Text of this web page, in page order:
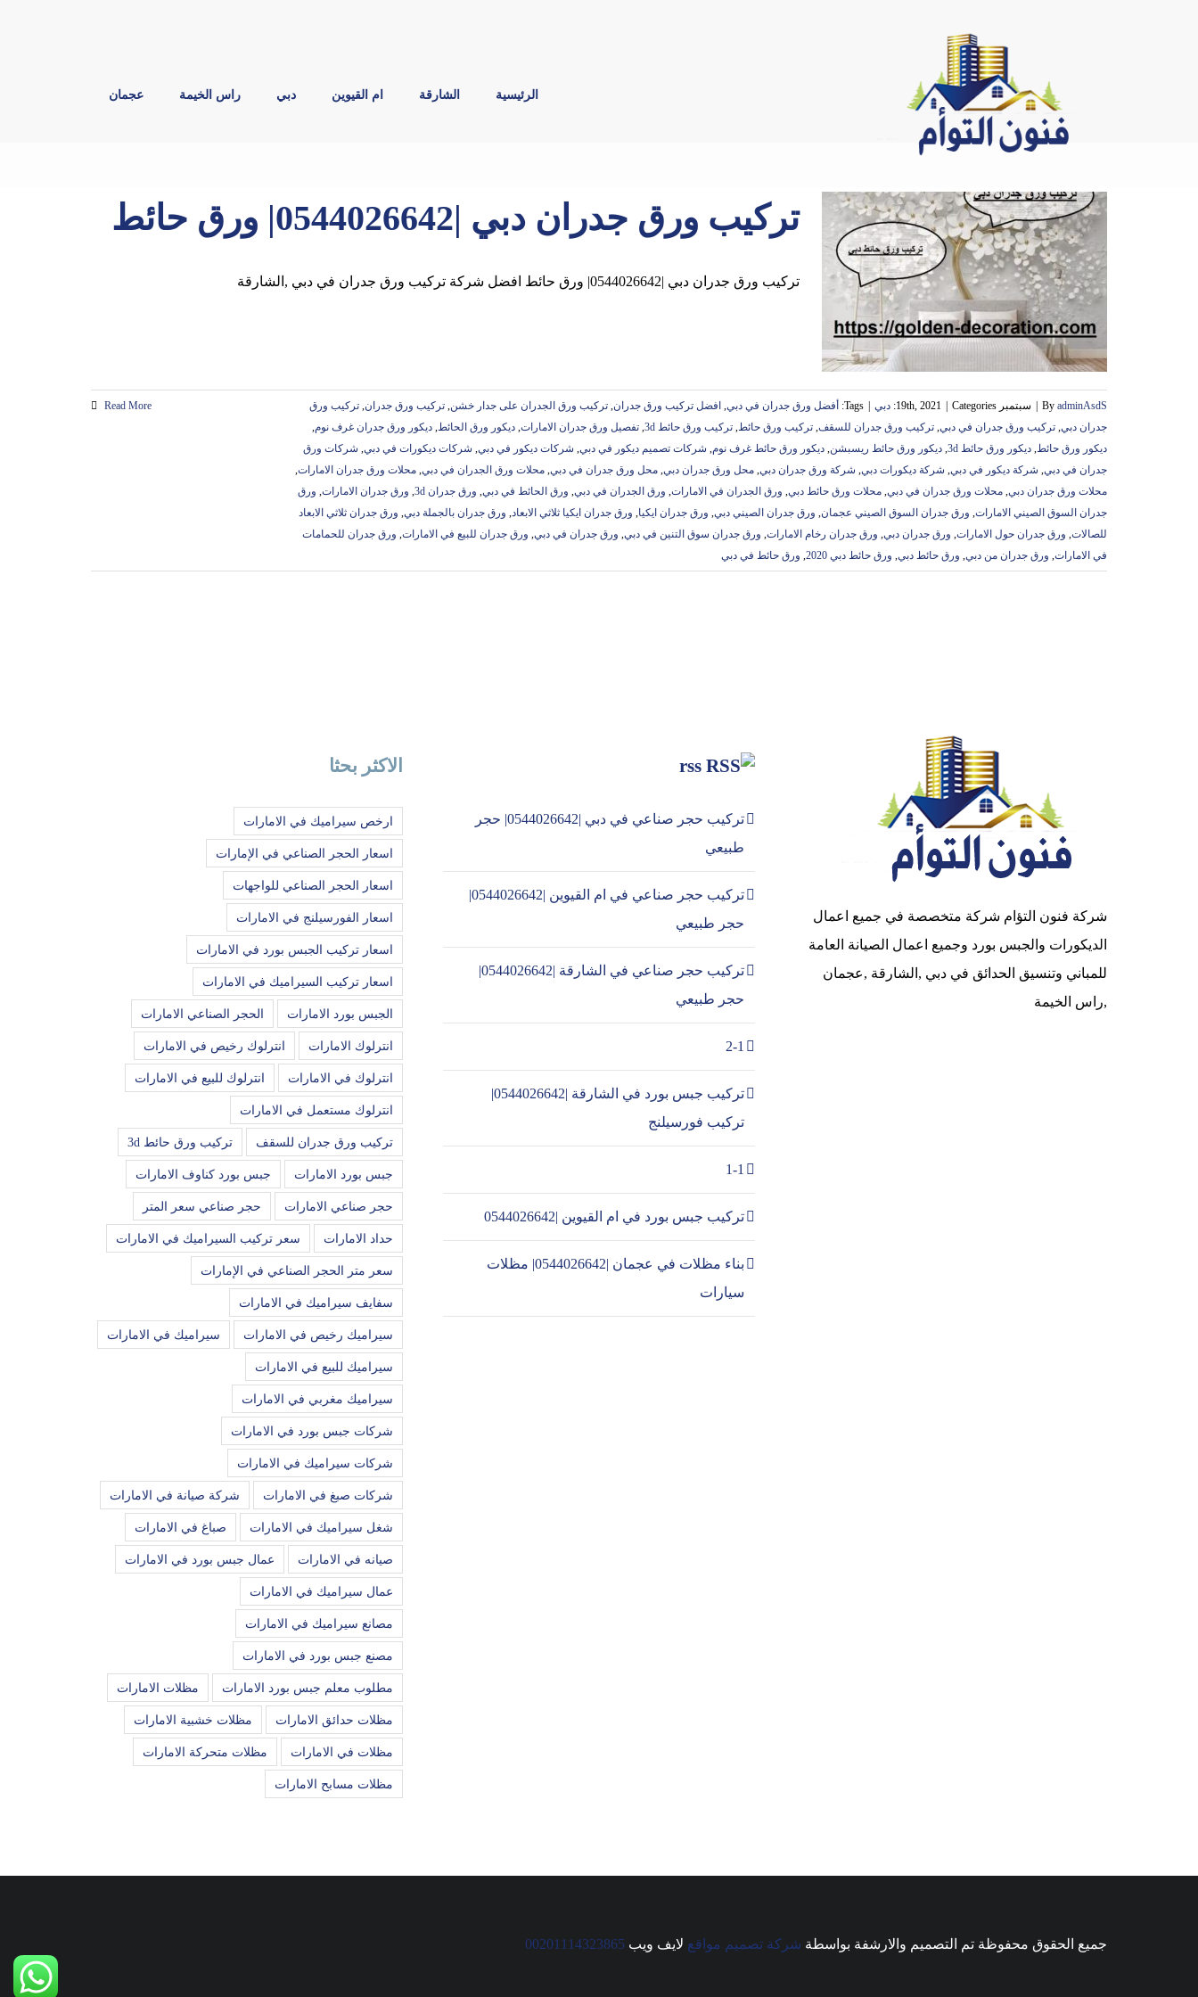
الرئيسية الشارقة ام القيوين دبي راس الخيمة عجمان
تركيب ورق جدران دبي |0544026642| ورق حائط
تركيب ورق جدران دبي |0544026642| ورق حائط افضل شركة تركيب ورق جدران في دبي ,الشارقة
By adminAsdS سبتمبر 19th, 2021 Categories: دبي Tags: أفضل ورق جدران في دبي, افضل تركيب ورق جدران, تركيب ورق الجدران على جدار خشن, تركيب ورق جدران, تركيب ورق
جدران دبي, تركيب ورق جدران في دبي, تركيب ورق جدران للسقف, تركيب ورق حائط, تركيب ورق حائط 3d , تفصيل ورق جدران الامارات, ديكور ورق الحائط, ديكور ورق جدران غرف نوم,
ديكور ورق حائط, ديكور ورق حائط 3d , ديكور ورق حائط ريسبشن, ديكور ورق حائط غرف نوم, شركات تصميم ديكور في دبي, شركات ديكور في دبي, شركات ديكورات في دبي, شركات ورق
جدران في دبي, شركة ديكور في دبي, شركة ديكورات دبي, شركة ورق جدران دبي, محل ورق جدران دبي, محل ورق جدران في دبي, محلات ورق الجدران في دبي, محلات ورق جدران الامارات,
محلات ورق جدران دبي, محلات ورق جدران في دبي, محلات ورق حائط دبي, ورق الجدران في الامارات, ورق الجدران في دبي, ورق الحائط في دبي, ورق جدران 3d , ورق جدران الامارات, ورق
جدران السوق الصيني الامارات, ورق جدران السوق الصيني عجمان, ورق جدران الصيني دبي, ورق جدران ايكيا, ورق جدران ايكيا ثلاثي الابعاد, ورق جدران بالجملة دبي, ورق جدران ثلاثي الابعاد
للصالات, ورق جدران حول الامارات, ورق جدران دبي, ورق جدران رخام الامارات, ورق جدران سوق التنين في دبي, ورق جدران في دبي, ورق جدران للبيع في الامارات, ورق جدران للحمامات
في الامارات, ورق جدران من دبي, ورق حائط دبي, ورق حائط دبي 2020 , ورق حائط في دبي
Read More
شركة فنون التؤام شركة متخصصة في جميع اعمال
الديكورات والجبس بورد وجميع اعمال الصيانة العامة
للمباني وتنسيق الحدائق في دبي ,الشارقة ,عجمان
,راس الخيمة
rss
تركيب حجر صناعي في دبي |0544026642| حجر
طبيعي
تركيب حجر صناعي في ام القيوين |0544026642|
حجر طبيعي
تركيب حجر صناعي في الشارقة |0544026642|
حجر طبيعي
2-1
تركيب جبس بورد في الشارقة |0544026642|
تركيب فورسيلنج
1-1
تركيب جبس بورد في ام القيوين |0544026642
بناء مظلات في عجمان |0544026642| مظلات
سيارات
الاكثر بحثا
ارخص سيراميك في الامارات
اسعار الحجر الصناعي في الإمارات
اسعار الحجر الصناعي للواجهات
اسعار الفورسيلنج في الامارات
اسعار تركيب الجبس بورد في الامارات
اسعار تركيب السيراميك في الامارات
الجبس بورد الامارات الحجر الصناعي الامارات
انترلوك الامارات انترلوك رخيص في الامارات
انترلوك في الامارات انترلوك للبيع في الامارات
انترلوك مستعمل في الامارات
تركيب ورق جدران للسقف تركيب ورق حائط 3d
جبس بورد الامارات جبس بورد كناوف الامارات
حجر صناعي الامارات حجر صناعي سعر المتر
حداد الامارات سعر تركيب السيراميك في الامارات
سعر متر الحجر الصناعي في الإمارات
سفايف سيراميك في الامارات
سيراميك رخيص في الامارات سيراميك في الامارات
سيراميك للبيع في الامارات
سيراميك مغربي في الامارات
شركات جبس بورد في الامارات
شركات سيراميك في الامارات
شركات صبغ في الامارات شركة صيانة في الامارات
شغل سيراميك في الامارات صباغ في الامارات
صيانه في الامارات عمال جبس بورد في الامارات
عمال سيراميك في الامارات
مصانع سيراميك في الامارات
مصنع جبس بورد في الامارات
مطلوب معلم جبس بورد الامارات مظلات الامارات
مظلات حدائق الامارات مظلات خشبية الامارات
مظلات في الامارات مظلات متحركة الامارات
مظلات مسابح الامارات
جميع الحقوق محفوظة تم التصميم والارشفة بواسطة شركة تصميم مواقع لايف ويب 00201114323865